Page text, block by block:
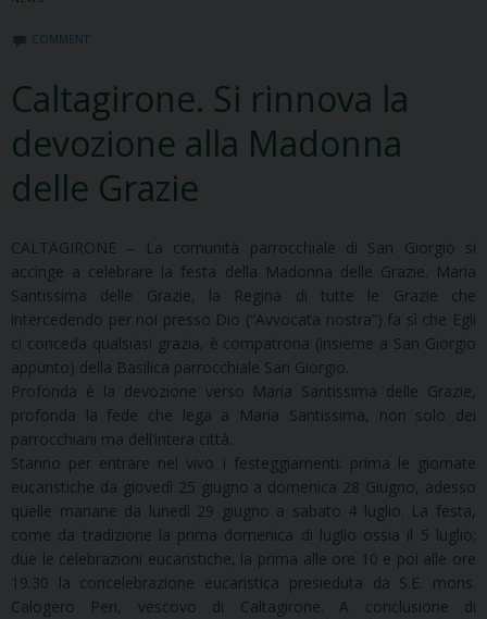
COMMENT
Caltagirone. Si rinnova la
devozione alla Madonna
delle Grazie
CALTAGIRONE – La comunità parrocchiale di San Giorgio si
accinge a celebrare la festa della Madonna delle Grazie. Maria
Santissima delle Grazie, la Regina di tutte le Grazie che
intercedendo per noi presso Dio (“Avvocata nostra”) fa sì che Egli
ci conceda qualsiasi grazia, è compatrona (insieme a San Giorgio
appunto) della Basilica parrocchiale San Giorgio.
Profonda è la devozione verso Maria Santissima delle Grazie,
profonda la fede che lega a Maria Santissima, non solo dei
parrocchiani ma dell’intera città.
Stanno per entrare nel vivo i festeggiamenti: prima le giornate
eucaristiche da giovedì 25 giugno a domenica 28 Giugno, adesso
quelle mariane da lunedì 29 giugno a sabato 4 luglio. La festa,
come da tradizione la prima domenica di luglio ossia il 5 luglio;
due le celebrazioni eucaristiche, la prima alle ore 10 e poi alle ore
19.30 la concelebrazione eucaristica presieduta da S.E. mons.
Calogero Peri, vescovo di Caltagirone. A conclusione di